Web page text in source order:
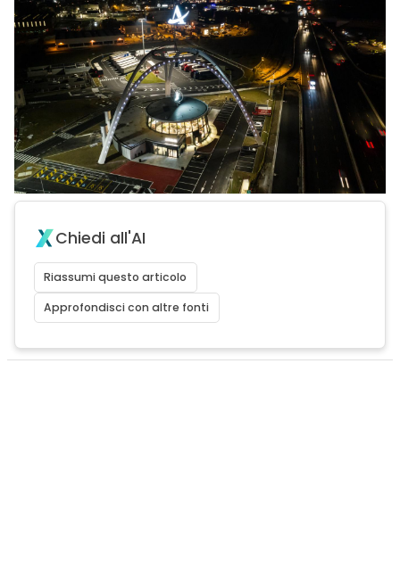
Chiedi all'AI
Riassumi questo articolo
Approfondisci con altre fonti